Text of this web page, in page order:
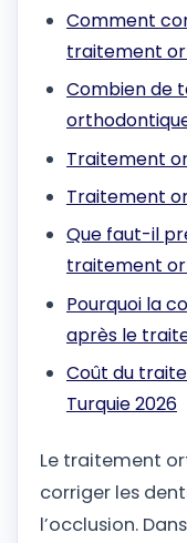
Comment
traitement
Combien de
Traitement
Traitement
Que faut-il
traitement
Pourquoi la
après le
Coût du
Turquie 2026
Le traitement
corriger les
l’occlusion.